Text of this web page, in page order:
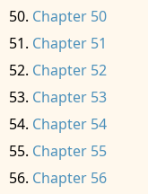
Chapter 50
Chapter 51
Chapter 52
Chapter 53
Chapter 54
Chapter 55
Chapter 56